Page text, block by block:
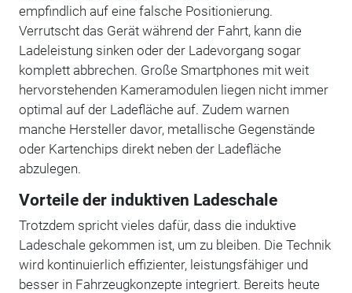
empfindlich auf eine falsche Positionierung.
Verrutscht das Gerät während der Fahrt, kann die
Ladeleistung sinken oder der Ladevorgang sogar
komplett abbrechen. Große Smartphones mit weit
hervorstehenden Kameramodulen liegen nicht immer
optimal auf der Ladefläche auf. Zudem warnen
manche Hersteller davor, metallische Gegenstände
oder Kartenchips direkt neben der Ladefläche
abzulegen.
Vorteile der induktiven Ladeschale
Trotzdem spricht vieles dafür, dass die induktive
Ladeschale gekommen ist, um zu bleiben. Die Technik
wird kontinuierlich effizienter, leistungsfähiger und
besser in Fahrzeugkonzepte integriert. Bereits heute